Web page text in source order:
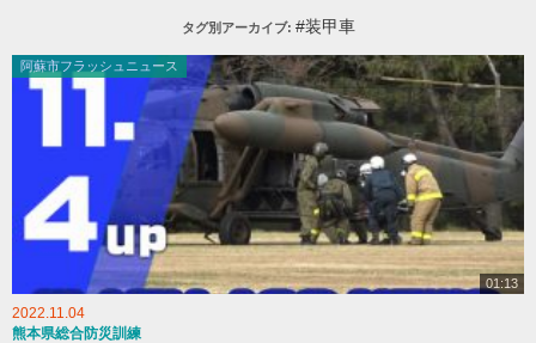
タグ別アーカイブ: #装甲車
阿蘇市フラッシュニュース
01:13
2022.11.04
熊本県総合防災訓練